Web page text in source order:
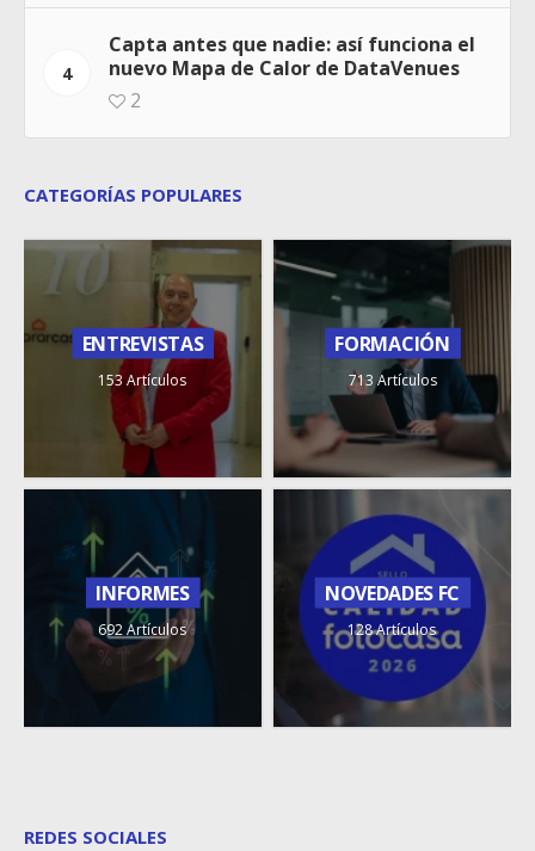
4
Capta antes que nadie: así funciona el
nuevo Mapa de Calor de DataVenues
2
CATEGORÍAS POPULARES
ENTREVISTAS
153 Artículos
FORMACIÓN
713 Artículos
INFORMES
692 Artículos
NOVEDADES FC
128 Artículos
REDES SOCIALES